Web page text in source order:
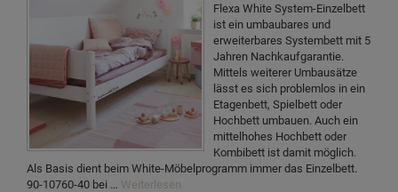
Flexa White System-Einzelbett
ist ein umbaubares und
erweiterbares Systembett mit 5
Jahren Nachkaufgarantie.
Mittels weiterer Umbausätze
lässt es sich problemlos in ein
Etagenbett, Spielbett oder
Hochbett umbauen. Auch ein
mittelhohes Hochbett oder
Kombibett ist damit möglich.
Als Basis dient beim White-Möbelprogramm immer das Einzelbett.
90-10760-40 bei … Weiterlesen